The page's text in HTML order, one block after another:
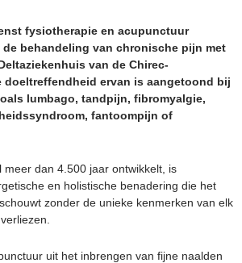
fysiotherapie en acupunctuur
behandeling van chronische pijn met
van de Chirec-
doeltreffendheid ervan is aangetoond bij
lumbago, tandpijn, fibromyalgie,
fantoompijn of
meer dan 4.500 jaar ontwikkelt, is
en holistische benadering die het
zonder de unieke kenmerken van elk
uit het inbrengen van fijne naalden